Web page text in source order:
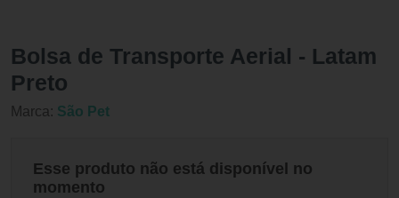
Bolsa de Transporte Aerial - Latam
Preto
Marca: São Pet
Esse produto não está disponível no
momento